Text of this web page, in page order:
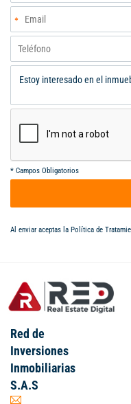
* Campos Obligatorios
Al enviar aceptas la Política de
Red de
Inversiones
Inmobiliarias
S.A.S